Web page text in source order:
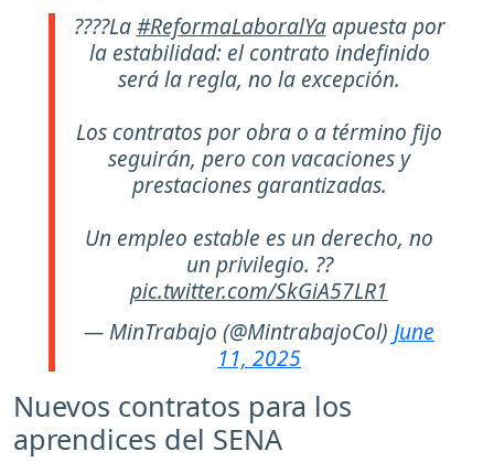
????La#ReformaLaboralYaapuesta por
la estabilidad: el contrato indefinido
será la regla, no la excepción.
Los contratos por obra o a término fijo
seguirán, pero con vacaciones y
prestaciones garantizadas.
Un empleo estable es un derecho, no
un privilegio. ??
pic.twitter.com/SkGiA57LR1
— MinTrabajo (@MintrabajoCol) June
11, 2025
Nuevos contratos para los
aprendices del SENA